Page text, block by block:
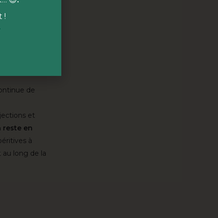
la nature,
et bas
de
de
et
reste en
à
long de la
!